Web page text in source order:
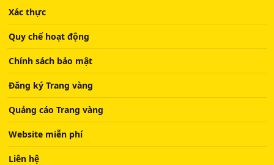
Xác thực
Quy chế hoạt động
Chính sách bảo mật
Đăng ký Trang vàng
Quảng cáo Trang vàng
Website miễn phí
Liên hệ